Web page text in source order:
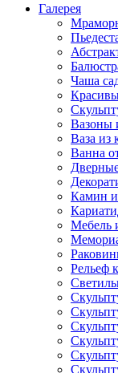
Галерея
Чаша
Вазоны
Ваза из
Ванна
Камин
Мебель
Рельеф